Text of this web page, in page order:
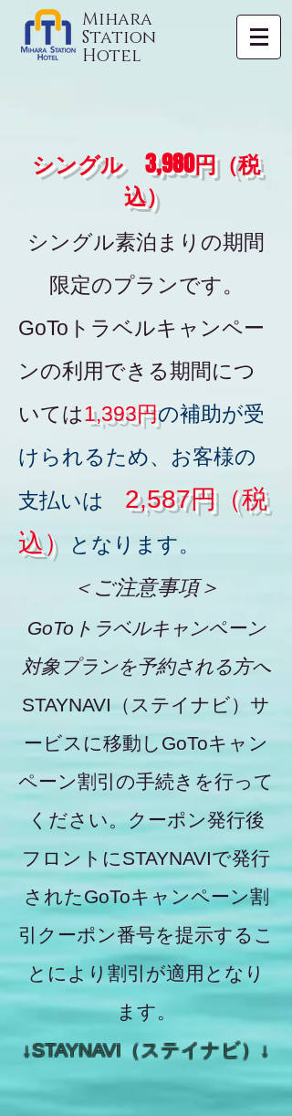
Mihara
Station
Hotel
​シングル 3,980円（税
込）
​シングル素泊まりの期間
限定のプランです。
GoToトラベルキャンペー
ンの利用できる期間につ
いては1,393円の補助が受
けられるため、 お客様の
支払いは 2,587円（税
込）
となります。
＜ご注意事項＞
GoToトラベルキャンペーン
対象プランを予約される方へ
STAYNAVI（ステイナビ）サ
ービスに移動しGoToキャン
ペーン割引の手続きを行って
ください。クーポン発行後
フロントにSTAYNAVIで発行
されたGoToキャンペーン割
引クーポン番号を提示するこ
とにより割引が適用となり
ます。
↓STAYNAVI（ステイナビ）↓